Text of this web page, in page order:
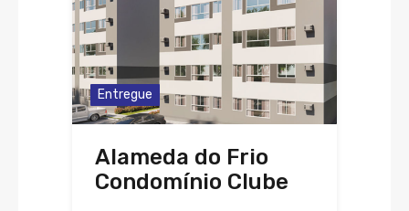
Entregue
Alameda do Frio
Condomínio Clube